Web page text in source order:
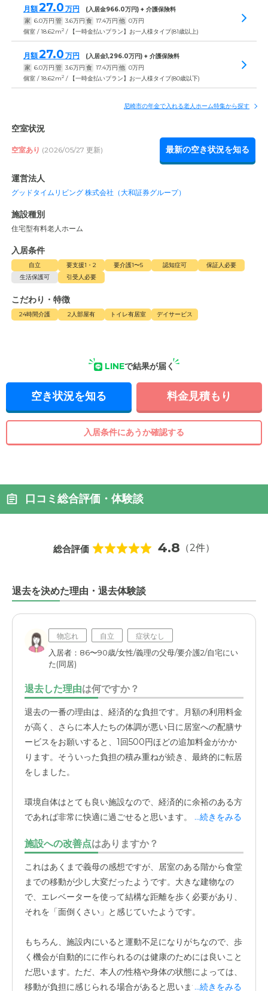
月額27.0 万円 (入居金966.0万円) + 介護保険料
家 6.0万円 管 3.6万円 食 17.4万円 他 0万円
個室 / 18.62m2 / 【一時金払いプラン】お一人様タイプ(81歳以上)
月額27.0 万円 (入居金1,296.0万円) + 介護保険料
家 6.0万円 管 3.6万円 食 17.4万円 他 0万円
個室 / 18.62m2 / 【一時金払いプラン】お一人様タイプ(80歳以下)
尼崎市の年金で入れる老人ホーム特集から探す
空室状況
空室あり (2026/05/27 更新) 最新の空き状況を知る
運営法人
グッドタイムリビング 株式会社（大和証券グループ）
施設種別
住宅型有料老人ホーム
入居条件
自立 要支援1・2 要介護1〜5 認知症可
保証人必要
生活保護可
引受人必要
こだわり・特徴
24時間介護 2人部屋有 トイレ有居室 デイサービス
LINEで結果が届く
空き状況を知る 料金見積もり
入居条件にあうか確認する
口コミ総合評価・体験談
総合評価 4.8 （2件）
退去を決めた理由・退去体験談
物忘れ 自立 症状なし
入居者：86〜90歳/女性/義理の父母/要介護2/自宅にい
た(同居)
退去した理由は何ですか？
退去の一番の理由は、経済的な負担です。月額の利用料金
が高く、さらに本人たちの体調が悪い日に居室への配膳サ
ービスをお願いすると、1回500円ほどの追加料金がかか
ります。そういった負担の積み重ねが続き、最終的に転居
をしました。
環境自体はとても良い施設なので、経済的に余裕のある方
であれば非常に快適に過ごせると思います。
...続きをみる
施設への改善点はありますか？
これはあくまで義母の感想ですが、居室のある階から食堂
までの移動が少し大変だったようです。大きな建物なの
で、エレベーターを使って結構な距離を歩く必要があり、
それを「面倒くさい」と感じていたようです。
もちろん、施設内にいると運動不足になりがちなので、歩
く機会が自動的にに作られるのは健康のためには良いこと
だ思います。ただ、本人の性格や身体の状態によっては、
移動が負担に感じられる場合があると思います。...続きをみる